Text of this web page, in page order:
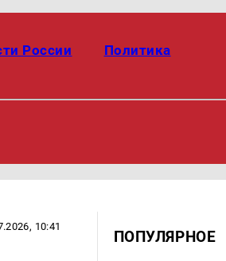
России Политика
10:41
ПОПУЛЯРНОЕ